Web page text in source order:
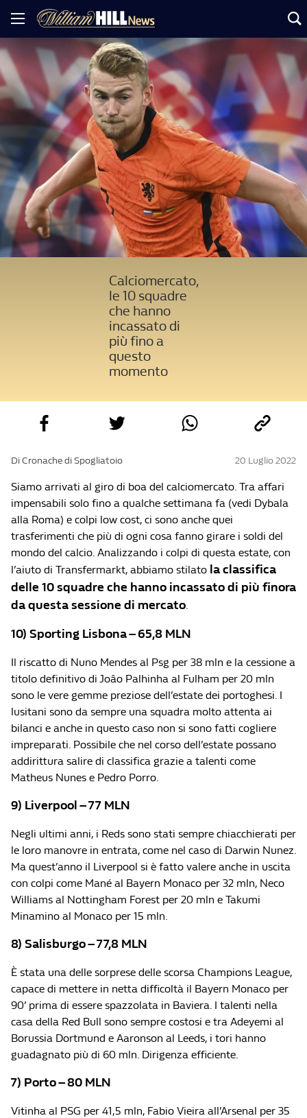
Calciomercato,
le 10 squadre
che hanno
incassato di
più fino a
questo
momento
Di Cronache di Spogliatoio 20 Luglio 2022
Siamo arrivati al giro di boa del calciomercato. Tra affari
impensabili solo fino a qualche settimana fa (vedi Dybala
alla Roma) e colpi low cost, ci sono anche quei
trasferimenti che più di ogni cosa fanno girare i soldi del
mondo del calcio. Analizzando i colpi di questa estate, con
l’aiuto di Transfermarkt, abbiamo stilato la classifica
delle 10 squadre che hanno incassato di più finora
da questa sessione di mercato.
10) Sporting Lisbona – 65,8 MLN
Il riscatto di Nuno Mendes al Psg per 38 mln e la cessione a
titolo definitivo di Joâo Palhinha al Fulham per 20 mln
sono le vere gemme preziose dell’estate dei portoghesi. I
lusitani sono da sempre una squadra molto attenta ai
bilanci e anche in questo caso non si sono fatti cogliere
impreparati. Possibile che nel corso dell’estate possano
addirittura salire di classifica grazie a talenti come
Matheus Nunes e Pedro Porro.
9) Liverpool – 77 MLN
Negli ultimi anni, i Reds sono stati sempre chiacchierati per
le loro manovre in entrata, come nel caso di Darwin Nunez.
Ma quest’anno il Liverpool si è fatto valere anche in uscita
con colpi come Mané al Bayern Monaco per 32 mln, Neco
Williams al Nottingham Forest per 20 mln e Takumi
Minamino al Monaco per 15 mln.
8) Salisburgo – 77,8 MLN
È stata una delle sorprese delle scorsa Champions League,
capace di mettere in netta difficoltà il Bayern Monaco per
90’ prima di essere spazzolata in Baviera. I talenti nella
casa della Red Bull sono sempre costosi e tra Adeyemi al
Borussia Dortmund e Aaronson al Leeds, i tori hanno
guadagnato più di 60 mln. Dirigenza efficiente.
7) Porto – 80 MLN
Vitinha al PSG per 41,5 mln, Fabio Vieira all’Arsenal per 35